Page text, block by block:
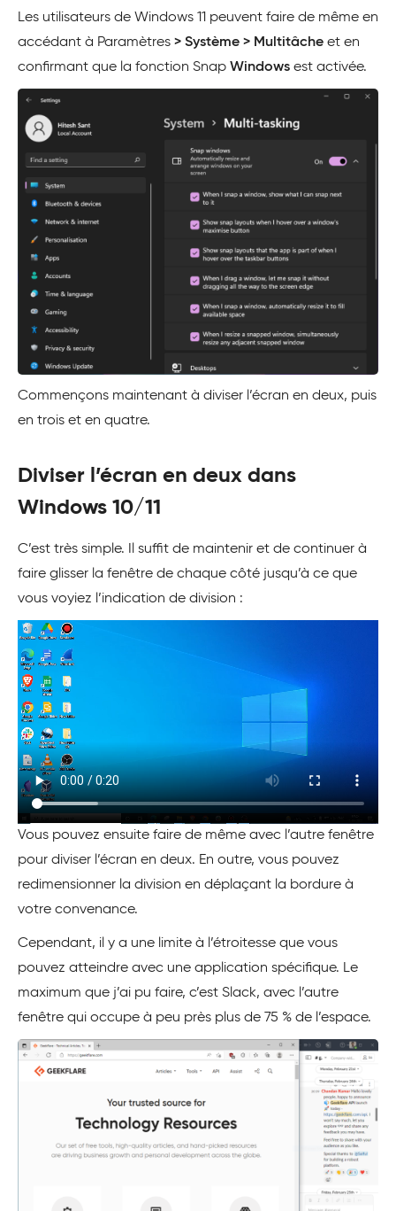
Les utilisateurs de Windows 11 peuvent faire de même en
accédant à Paramètres > Système > Multitâche et en
confirmant que la fonction Snap Windows est activée.
Commençons maintenant à diviser l’écran en deux, puis
en trois et en quatre.
Diviser l’écran en deux dans
Windows 10/11
C’est très simple. Il suffit de maintenir et de continuer à
faire glisser la fenêtre de chaque côté jusqu’à ce que
vous voyiez l’indication de division :
Vous pouvez ensuite faire de même avec l’autre fenêtre
pour diviser l’écran en deux. En outre, vous pouvez
redimensionner la division en déplaçant la bordure à
votre convenance.
Cependant, il y a une limite à l’étroitesse que vous
pouvez atteindre avec une application spécifique. Le
maximum que j’ai pu faire, c’est Slack, avec l’autre
fenêtre qui occupe à peu près plus de 75 % de l’espace.